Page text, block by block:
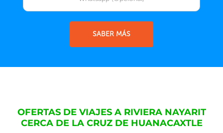
SABER MÁS
OFERTAS DE VIAJES A RIVIERA NAYARIT
CERCA DE LA CRUZ DE HUANACAXTLE